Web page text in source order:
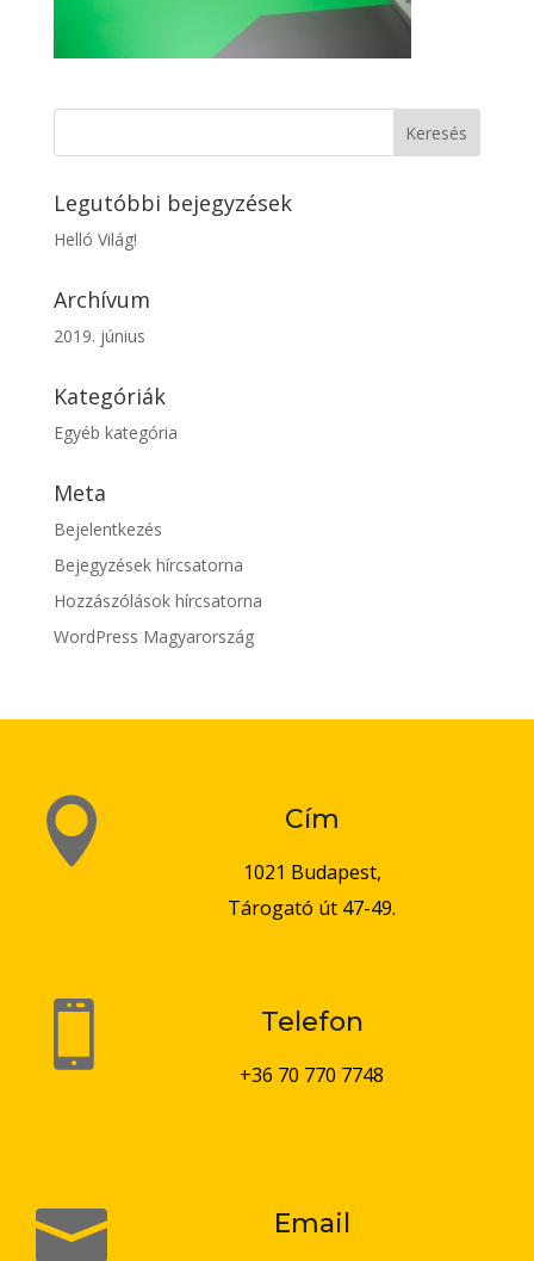
Legutóbbi bejegyzések
Helló Világ!
Archívum
2019. június
Kategóriák
Egyéb kategória
Meta
Bejelentkezés
Bejegyzések hírcsatorna
Hozzászólások hírcsatorna
WordPress Magyarország
 Cím
1021 Budapest,
Tárogató út 47-49.
 Telefon
+36 70 770 7748
 Email